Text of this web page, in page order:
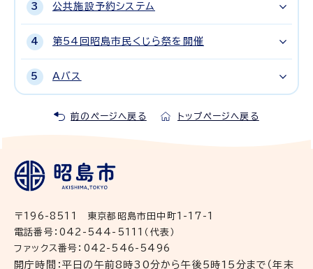
公共施設予約システム
第54回昭島市民くじら祭を開催
Aバス
前のページへ戻る トップページへ戻る
〒196-8511 東京都昭島市田中町1-17-1
電話番号：042-544-5111（代表）
ファックス番号：042-546-5496
開庁時間：平日の午前8時30分から午後5時15分まで（年末